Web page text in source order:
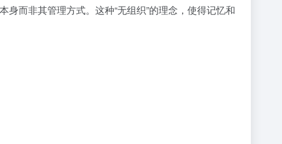
而非其管理方式。这种“无组织”的理念，使得记忆和